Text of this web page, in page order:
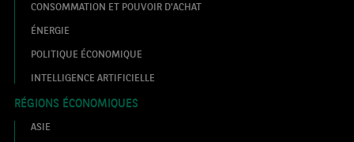
CONSOMMATION ET POUVOIR D'ACHAT
ÉNERGIE
POLITIQUE ÉCONOMIQUE
INTELLIGENCE ARTIFICIELLE
RÉGIONS ÉCONOMIQUES
ASIE